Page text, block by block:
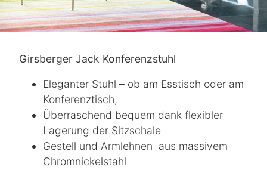
Girsberger Jack Konferenzstuhl
Eleganter Stuhl – ob am Esstisch oder am
Konferenztisch,
Überraschend bequem dank flexibler
Lagerung der Sitzschale
Gestell und Armlehnen aus massivem
Chromnickelstahl